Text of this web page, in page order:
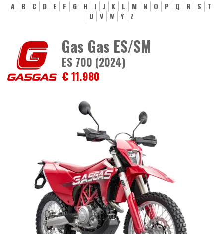
A B C D E F G H I J K L M N O P Q R S
T
U
V W Y Z
Gas Gas ES/SM
ES 700 (2024)
€ 11.980